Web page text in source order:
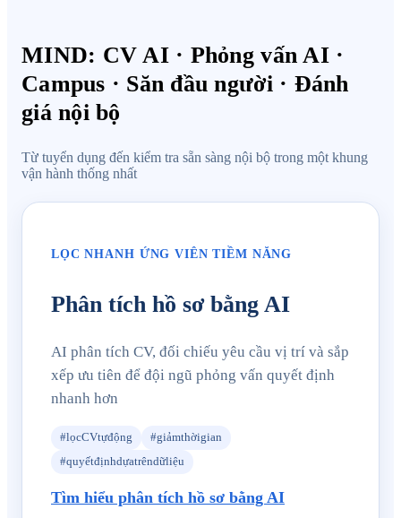
MIND: CV AI · Phỏng vấn AI ·
Campus · Săn đầu người · Đánh
giá nội bộ
Từ tuyển dụng đến kiểm tra sẵn sàng nội bộ trong một khung
vận hành thống nhất
LỌC NHANH ỨNG VIÊN TIỀM NĂNG
Phân tích hồ sơ bằng AI
AI phân tích CV, đối chiếu yêu cầu vị trí và sắp
xếp ưu tiên để đội ngũ phỏng vấn quyết định
nhanh hơn
#lọcCVtựđộng
#giảmthờigian
#quyếtđịnhdựatrêndữliệu
Tìm hiểu phân tích hồ sơ bằng AI